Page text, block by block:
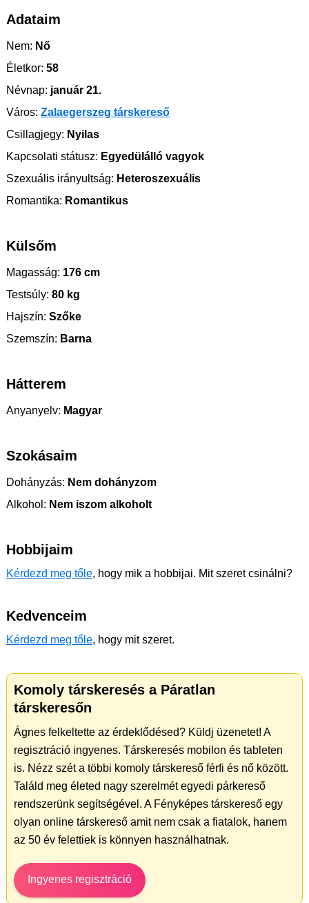
Adataim
Nem: Nő
Életkor: 58
Névnap: január 21.
Város: Zalaegerszeg társkereső
Csillagjegy: Nyilas
Kapcsolati státusz: Egyedülálló vagyok
Szexuális irányultság: Heteroszexuális
Romantika: Romantikus
Külsőm
Magasság: 176 cm
Testsúly: 80 kg
Hajszín: Szőke
Szemszín: Barna
Hátterem
Anyanyelv: Magyar
Szokásaim
Dohányzás: Nem dohányzom
Alkohol: Nem iszom alkoholt
Hobbijaim
Kérdezd meg tőle, hogy mik a hobbijai. Mit szeret csinálni?
Kedvenceim
Kérdezd meg tőle, hogy mit szeret.
Komoly társkeresés a Páratlan
társkeresőn
Ágnes felkeltette az érdeklődésed? Küldj üzenetet! A
regisztráció ingyenes. Társkeresés mobilon és tableten
is. Nézz szét a többi komoly társkereső férfi és nő között.
Találd meg életed nagy szerelmét egyedi párkereső
rendszerünk segítségével. A Fényképes társkereső egy
olyan online társkereső amit nem csak a fiatalok, hanem
az 50 év felettiek is könnyen használhatnak.
Ingyenes regisztráció